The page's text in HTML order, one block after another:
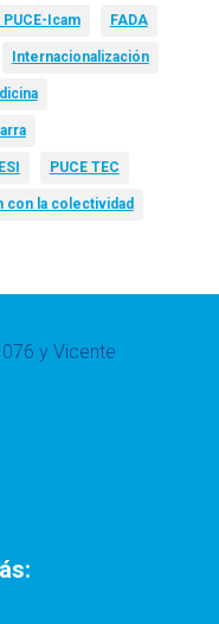
Icam FADA
Internacionalización
PUCE TEC
con la colectividad
y Vicente